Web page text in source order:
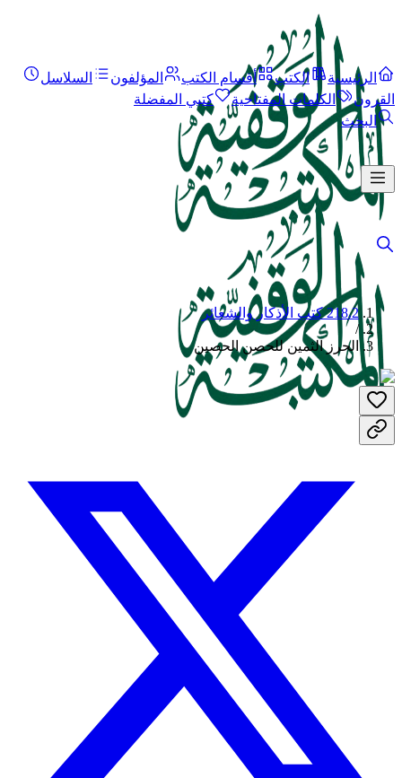
الرئيسية الكتب أقسام الكتب المؤلفون
السلاسل
القرون
الكلمات المفتاحية
كتبي المفضلة
البحث
218.2 كتب الأذكار والشعائر
/
الحرز الثمين للحصن الحصين